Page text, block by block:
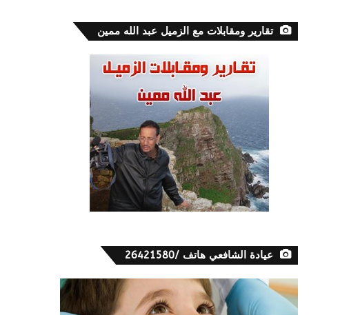
تقارير ومقابلات مع الزميل عبد الله ممين
عيادة الشافعي هاتف /26421580